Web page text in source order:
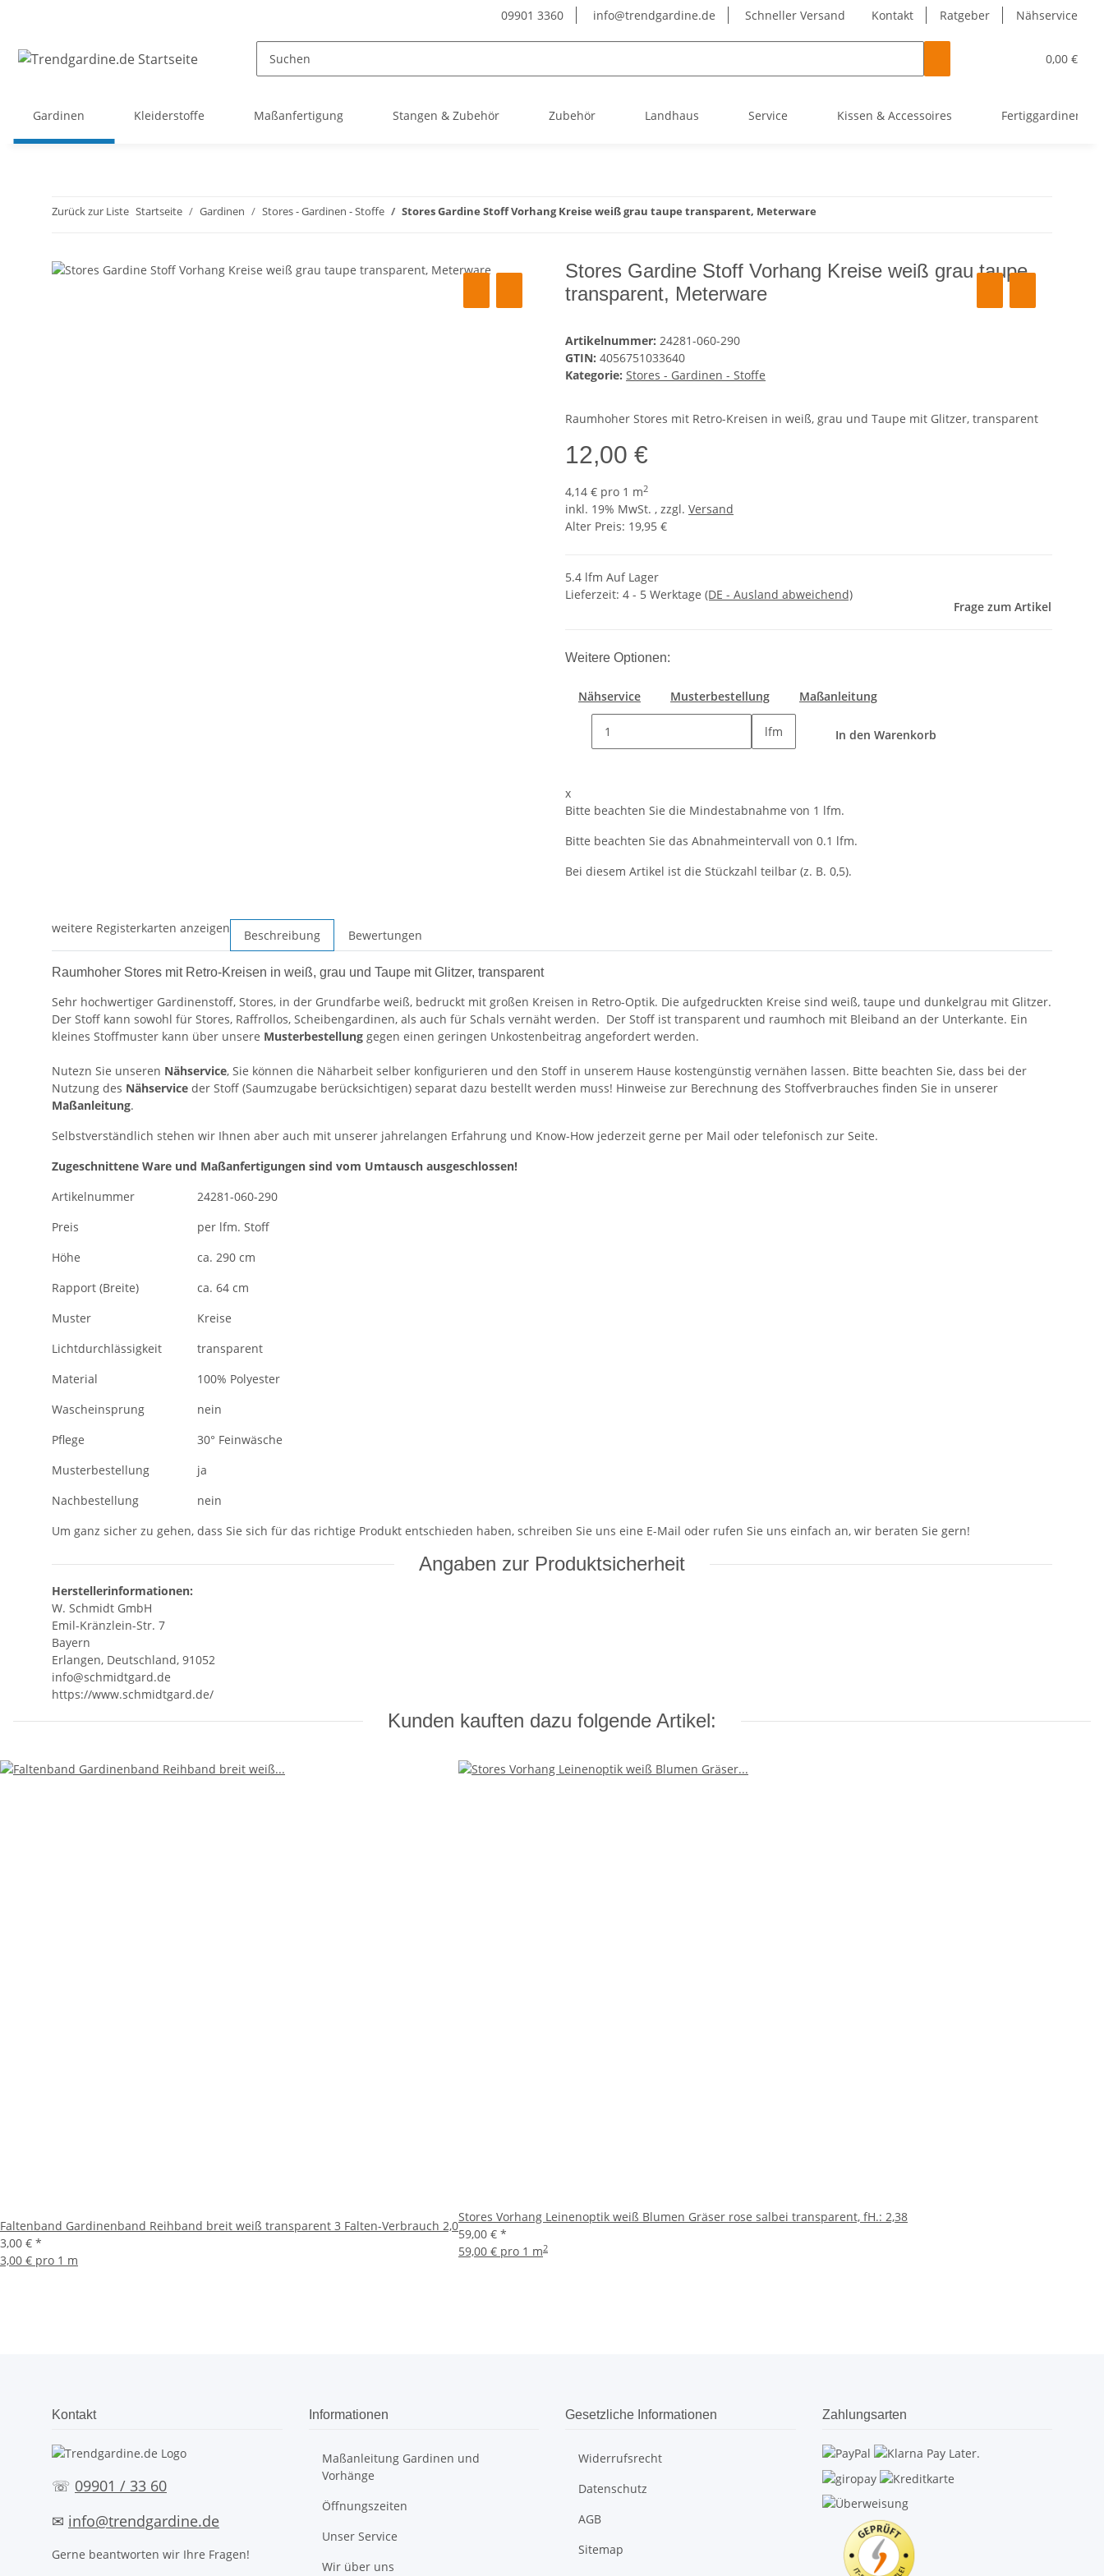
Kontakt Ratgeber Nähservice
09901 3360 info@trendgardine.de Schneller Versand
0,00 €
Gardinen Kleiderstoffe Maßanfertigung Stangen & Zubehör Zubehör Landhaus Service Kissen & Accessoires Fertiggardinen
Zurück zur Liste Startseite Gardinen Stores - Gardinen - Stoffe Stores Gardine Stoff Vorhang Kreise weiß grau taupe transparent, Meterware
Stores Gardine Stoff Vorhang Kreise weiß grau taupe
transparent, Meterware
Artikelnummer: 24281-060-290
GTIN: 4056751033640
Kategorie: Stores - Gardinen - Stoffe
Raumhoher Stores mit Retro-Kreisen in weiß, grau und Taupe mit Glitzer, transparent
12,00 €
4,14 € pro 1 m2
inkl. 19% MwSt. , zzgl. Versand
Alter Preis: 19,95 €
5.4 lfm Auf Lager
Lieferzeit: 4 - 5 Werktage (DE - Ausland abweichend)
Frage zum Artikel
Weitere Optionen:
Nähservice Musterbestellung Maßanleitung
lfm In den Warenkorb
x
Bitte beachten Sie die Mindestabnahme von 1 lfm.
Bitte beachten Sie das Abnahmeintervall von 0.1 lfm.
Bei diesem Artikel ist die Stückzahl teilbar (z. B. 0,5).
weitere Registerkarten anzeigen Beschreibung Bewertungen
Raumhoher Stores mit Retro-Kreisen in weiß, grau und Taupe mit Glitzer, transparent
Sehr hochwertiger Gardinenstoff, Stores, in der Grundfarbe weiß, bedruckt mit großen Kreisen in Retro-Optik. Die aufgedruckten Kreise sind weiß, taupe und dunkelgrau mit Glitzer.
Der Stoff kann sowohl für Stores, Raffrollos, Scheibengardinen, als auch für Schals vernäht werden. Der Stoff ist transparent und raumhoch mit Bleiband an der Unterkante. Ein
kleines Stoffmuster kann über unsere Musterbestellung gegen einen geringen Unkostenbeitrag angefordert werden.
Nutezn Sie unseren Nähservice, Sie können die Näharbeit selber konfigurieren und den Stoff in unserem Hause kostengünstig vernähen lassen. Bitte beachten Sie, dass bei der
Nutzung des Nähservice der Stoff (Saumzugabe berücksichtigen) separat dazu bestellt werden muss! Hinweise zur Berechnung des Stoffverbrauches finden Sie in unserer
Maßanleitung.
Selbstverständlich stehen wir Ihnen aber auch mit unserer jahrelangen Erfahrung und Know-How jederzeit gerne per Mail oder telefonisch zur Seite.
Zugeschnittene Ware und Maßanfertigungen sind vom Umtausch ausgeschlossen!
Artikelnummer
24281-060-290
Preis
per lfm. Stoff
Höhe
ca. 290 cm
Rapport (Breite)
ca. 64 cm
Muster
Kreise
Lichtdurchlässigkeit
transparent
Material
100% Polyester
Wascheinsprung
nein
Pflege
30° Feinwäsche
Musterbestellung
ja
Nachbestellung
nein
Um ganz sicher zu gehen, dass Sie sich für das richtige Produkt entschieden haben, schreiben Sie uns eine E-Mail oder rufen Sie uns einfach an, wir beraten Sie gern!
Angaben zur Produktsicherheit
Herstellerinformationen:
W. Schmidt GmbH
Emil-Kränzlein-Str. 7
Bayern
Erlangen, Deutschland, 91052
info@schmidtgard.de
https://www.schmidtgard.de/
Kunden kauften dazu folgende Artikel:
Faltenband Gardinenband Reihband breit weiß transparent 3 Falten-Verbrauch 2,0
3,00 € *
3,00 € pro 1 m
Stores Vorhang Leinenoptik weiß Blumen Gräser rose salbei transparent, fH.: 2,38
59,00 € *
59,00 € pro 1 m2
Kontakt
☏ 09901 / 33 60
✉ info@trendgardine.de
Gerne beantworten wir Ihre Fragen!
Informationen
Maßanleitung Gardinen und
Vorhänge
Öffnungszeiten
Unser Service
Wir über uns
Gesetzliche Informationen
Widerrufsrecht
Datenschutz
AGB
Sitemap
Zahlungsarten